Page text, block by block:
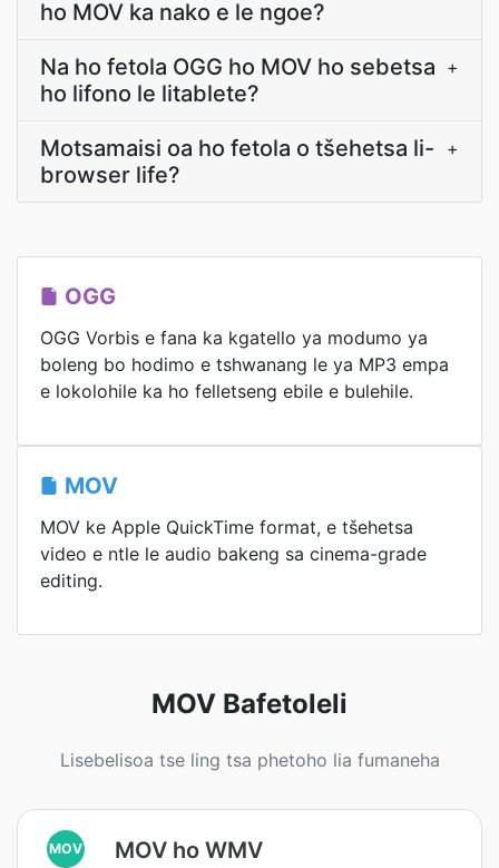
ho MOV ka nako e le ngoe?
Na ho fetola OGG ho MOV ho sebetsa
ho lifono le litablete?
+
Motsamaisi oa ho fetola o tšehetsa li-
browser life?
+
OGG
OGG Vorbis e fana ka kgatello ya modumo ya
boleng bo hodimo e tshwanang le ya MP3 empa
e lokolohile ka ho felletseng ebile e bulehile.
MOV
MOV ke Apple QuickTime format, e tšehetsa
video e ntle le audio bakeng sa cinema-grade
editing.
MOV Bafetoleli
Lisebelisoa tse ling tsa phetoho lia fumaneha
MOV MOV ho WMV